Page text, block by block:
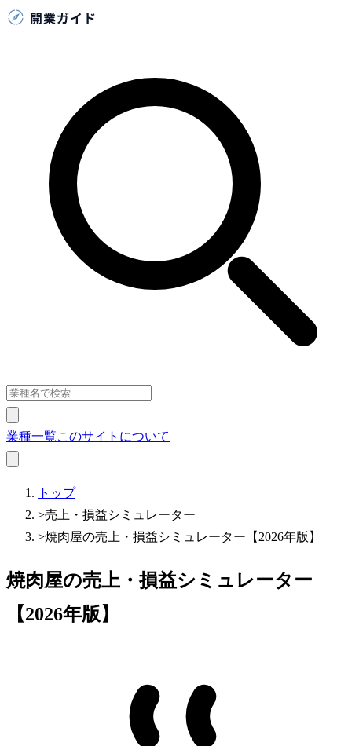
業種一覧このサイトについて
トップ
>売上・損益シミュレーター
>焼肉屋の売上・損益シミュレーター【2026年版】
焼肉屋の売上・損益シミュレーター
【2026年版】